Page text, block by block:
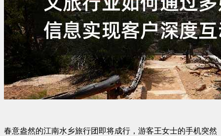
春意盎然的江南水乡旅行团即将成行，游客王女士的手机突然